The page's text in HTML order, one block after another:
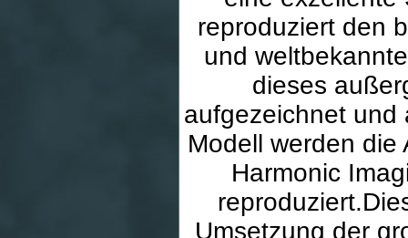
reproduziert den
und
dieses
aufgezeichnet und
Modell werden
Harmonic
Umsetzung der